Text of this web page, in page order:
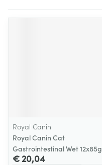
Royal Canin
Royal Canin Cat
Gastrointestinal Wet 12x85g
€ 20,04